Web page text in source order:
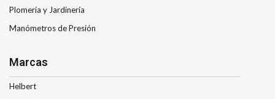
Plomería y Jardinería
Manómetros de Presión
Marcas
Helbert